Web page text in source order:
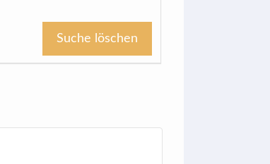
Suche löschen